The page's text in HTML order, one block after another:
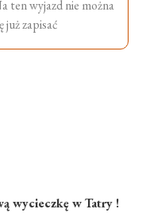
ten wyjazd nie można
już zapisać
wycieczkę w Tatry !